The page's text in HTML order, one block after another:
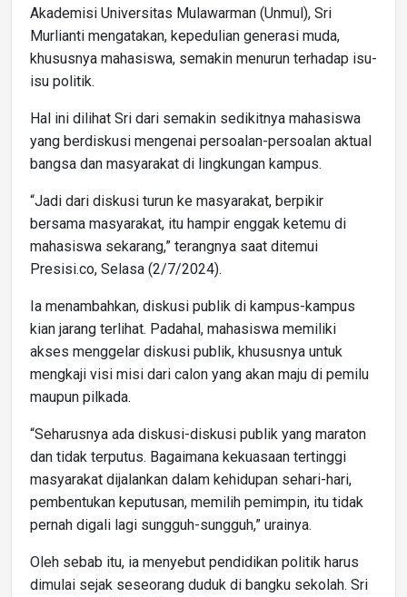
Akademisi Universitas Mulawarman (Unmul), Sri
Murlianti mengatakan, kepedulian generasi muda,
khususnya mahasiswa, semakin menurun terhadap isu-
isu politik.
Hal ini dilihat Sri dari semakin sedikitnya mahasiswa
yang berdiskusi mengenai persoalan-persoalan aktual
bangsa dan masyarakat di lingkungan kampus.
“Jadi dari diskusi turun ke masyarakat, berpikir
bersama masyarakat, itu hampir enggak ketemu di
mahasiswa sekarang,” terangnya saat ditemui
Presisi.co, Selasa (2/7/2024).
Ia menambahkan, diskusi publik di kampus-kampus
kian jarang terlihat. Padahal, mahasiswa memiliki
akses menggelar diskusi publik, khususnya untuk
mengkaji visi misi dari calon yang akan maju di pemilu
maupun pilkada.
“Seharusnya ada diskusi-diskusi publik yang maraton
dan tidak terputus. Bagaimana kekuasaan tertinggi
masyarakat dijalankan dalam kehidupan sehari-hari,
pembentukan keputusan, memilih pemimpin, itu tidak
pernah digali lagi sungguh-sungguh,” urainya.
Oleh sebab itu, ia menyebut pendidikan politik harus
dimulai sejak seseorang duduk di bangku sekolah. Sri